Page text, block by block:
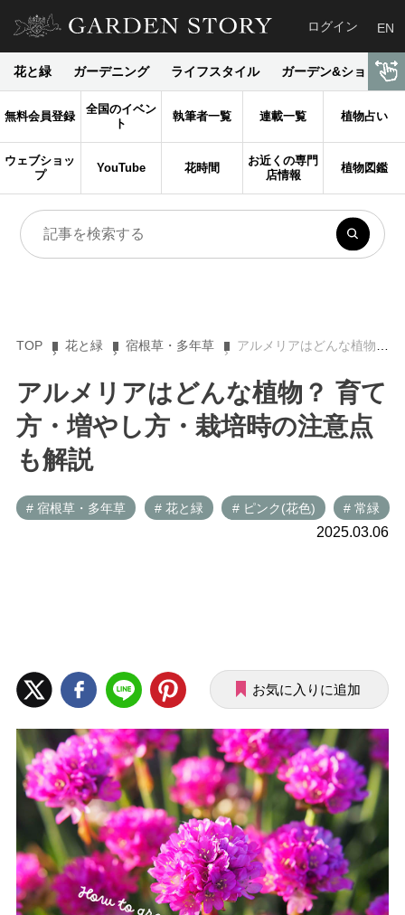
ログイン EN
花と緑 ガーデニング ライフスタイル ガーデン&ショップ
無料会員登録
全国のイベン
ト
執筆者一覧 連載一覧 植物占い
ウェブショッ
プ
YouTube 花時間
お近くの専門
店情報
植物図鑑
TOP 花と緑 宿根草・多年草 アルメリアはどんな植物？ 育て方・増やし方・栽培時の注意点も解説
アルメリアはどんな植物？ 育て
方・増やし方・栽培時の注意点
も解説
# 宿根草・多年草 # 花と緑 # ピンク(花色) # 常緑
2025.03.06
お気に入りに追加